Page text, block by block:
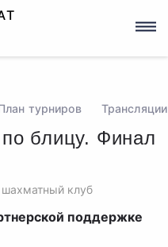
турниров Трансляции
блицу. Финал
шахматный клуб
поддержке